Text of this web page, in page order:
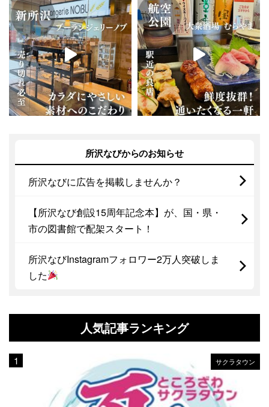
所沢なびからのお知らせ
所沢なびに広告を掲載しませんか？
【所沢なび創設15周年記念本】が、国・県・
市の図書館で配架スタート！
所沢なびInstagramフォロワー2万人突破しま
した
人気記事ランキング
サクラタウン